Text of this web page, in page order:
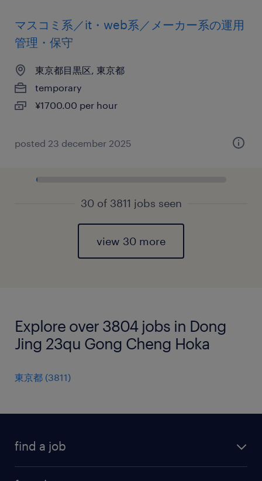
マスコミ系／it・web系／メーカー系の運用
管理・保守
東京都目黒区, 東京都
temporary
¥1700.00 per hour
posted 23 december 2025
30 of 3811 jobs seen
view 30 more
Explore over 3804 jobs in Dong
Jing 23qu Gong Cheng Hoka
東京都 (3811)
find a job